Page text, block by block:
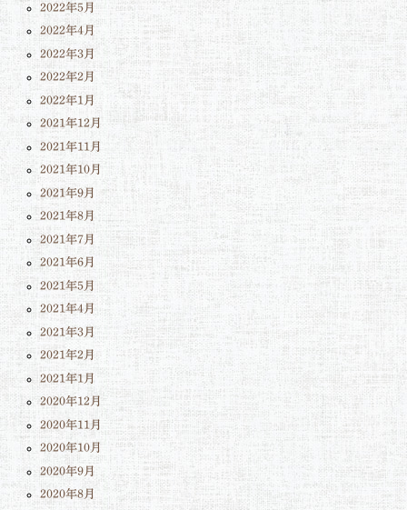
2022年5月
2022年4月
2022年3月
2022年2月
2022年1月
2021年12月
2021年11月
2021年10月
2021年9月
2021年8月
2021年7月
2021年6月
2021年5月
2021年4月
2021年3月
2021年2月
2021年1月
2020年12月
2020年11月
2020年10月
2020年9月
2020年8月